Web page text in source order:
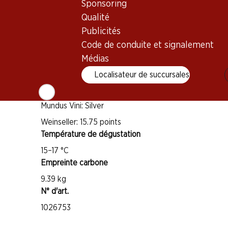
Sponsoring
Qualité
Publicités
Code de conduite et signalement
Médias
Localisateur de succursales
Distinctions
Mundus Vini: Silver
Weinseller: 15.75 points
Température de dégustation
15–17 °C
Empreinte carbone
9.39 kg
N° d'art.
1026753